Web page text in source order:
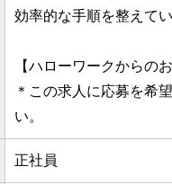
効率的な手順を整えて
【ハローワークからのお
＊この求人に応募を希
い。
正社員